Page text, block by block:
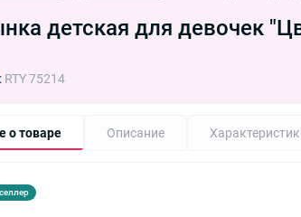
детская для девочек
RTY 75214
о товаре Описание